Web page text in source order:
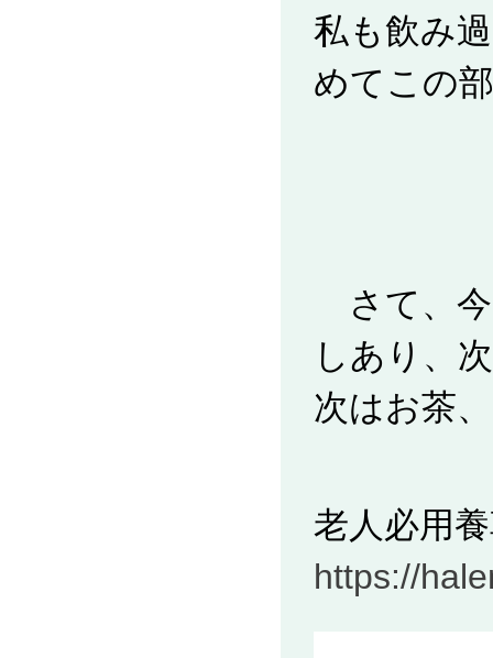
私も飲み
めてこの
さて、今
しあり、
次はお茶
老人必用
https://